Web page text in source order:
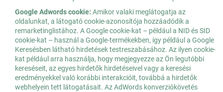
Google Adwords cookie: Amikor valaki meglátogatja az
oldalunkat, a látogató cookie-azonosítója hozzáadódik a
remarketinglistához. A Google cookie-kat – például a NID és SID
cookie-kat – használ a Google-termékekben, így például a Google
Keresésben látható hirdetések testreszabásához. Az ilyen cookie-
kat például arra használja, hogy megjegyezze az Ön legutóbbi
kereséseit, az egyes hirdetők hirdetéseivel vagy a keresési
eredményekkel való korábbi interakcióit, továbbá a hirdetők
webhelyein tett látogatásait. Az AdWords konverziókövetés